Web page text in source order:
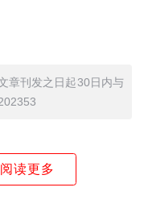
章刊发之日起30日内与
读更多